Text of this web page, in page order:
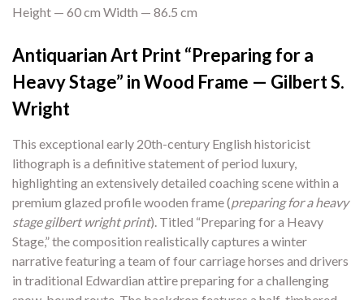
Height — 60 cm Width — 86.5 cm
Antiquarian Art Print “Preparing for a
Heavy Stage” in Wood Frame — Gilbert S.
Wright
This exceptional early 20th-century English historicist
lithograph is a definitive statement of period luxury,
highlighting an extensively detailed coaching scene within a
premium glazed profile wooden frame (preparing for a heavy
stage gilbert wright print). Titled “Preparing for a Heavy
Stage,” the composition realistically captures a winter
narrative featuring a team of four carriage horses and drivers
in traditional Edwardian attire preparing for a challenging